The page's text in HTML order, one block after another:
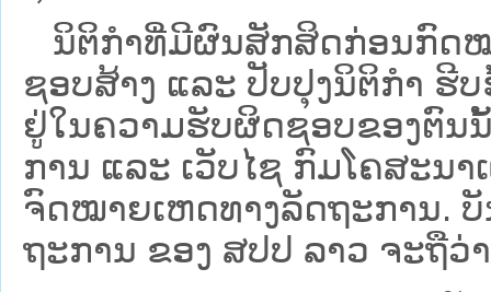
ນິ​ຕິ​ກຳ​ທີ່​ມີ​ຜົນ​ສັກ​ສິດ​ກ່ອນ​ກົດ​ໝ
ຊອບ​ສ້າງ ແລະ ປັບ​ປຸງນິ​ຕິ​ກຳ ຮີ
ຢູ່ໃນຄວາມຮັບຜິດຊອບຂອງຕົນ
ການ ແລະ ເວັບໄຊ​ ກົມໂຄສະນ
ຈົດໝາຍເຫດທາງລັດຖະການ.
ຖະ​ການ ຂອງ ສປ​ປ ລາວ ​ຈະຖື​